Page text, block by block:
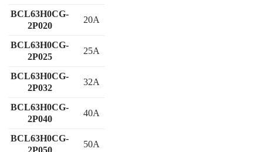
BCL63H0CG-
2P020
20A
BCL63H0CG-
2P025
25A
BCL63H0CG-
2P032
32A
BCL63H0CG-
2P040
40A
BCL63H0CG-
2P050
50A